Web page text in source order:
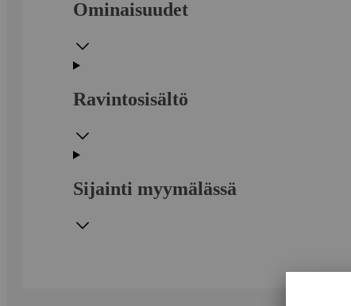
Ominaisuudet
Ravintosisältö
Sijainti myymälässä